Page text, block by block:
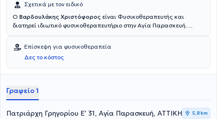
Σχετικά με τον ειδικό
O Βαρδουλάκης Χριστόφορος είναι Φυσικοθεραπευτής και
διατηρεί ιδιωτικό φυσικοθεραπευτήριο στην Αγία Παρασκευή.
Αθηνών και είναι κάτοχος μεταπτυχιακού τίτλου (MSc) στην
Αθλητική Φυσικοθεραπεία από την Ιατρική Σχολή Novi Sad.
Διαθέτει πολυετή εμπειρία και κατάρτιση στο χώρο και έχει
συνεργαστεί με ομάδες της Α' Εθνικής Ποδοσφαίρου, προσφέροντας
μυοσκελετική αποκατάσταση, καθώς και στις αθλητικές
κακώσεις.
Επίσκεψη για φυσικοθεραπεία
Δες το κόστος
Γραφείο 1
Πατριάρχη Γρηγορίου Ε' 31, Αγία Παρασκευή, ΑΤΤΙΚΗ 5,8 km